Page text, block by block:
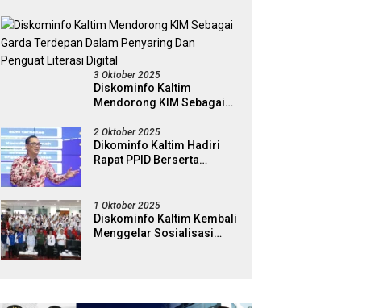
3 Oktober 2025
Diskominfo Kaltim
Mendorong KIM Sebagai
Penyaring Dan Penguat
Literasi Digital
2 Oktober 2025
Dikominfo Kaltim Hadiri
Rapat PPID Berserta
1 Oktober 2025
Diskominfo Kaltim Kembali
Menggelar Sosialisasi